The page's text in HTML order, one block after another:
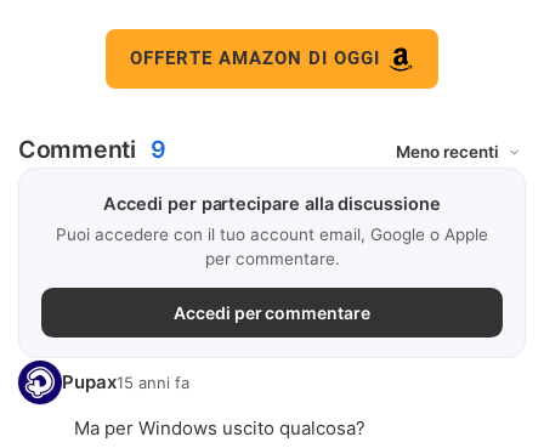
OFFERTE AMAZON DI OGGI
Commenti 9
Accedi per partecipare alla discussione
Puoi accedere con il tuo account email, Google o Apple
per commentare.
Accedi per commentare
Pupax15 anni fa
Ma per Windows uscito qualcosa?